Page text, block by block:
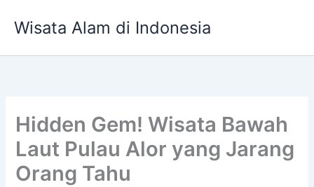
Wisata Alam di Indonesia
Hidden Gem! Wisata Bawah
Laut Pulau Alor yang Jarang
Orang Tahu